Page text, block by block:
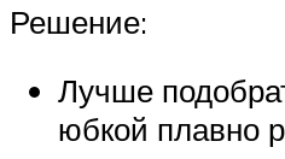
Решение:
Лучше
юбкой плавно